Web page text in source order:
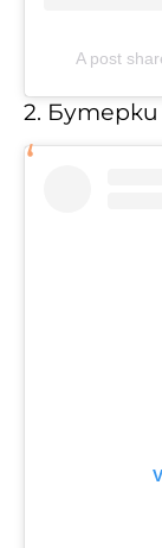
A post
2. Бутерки